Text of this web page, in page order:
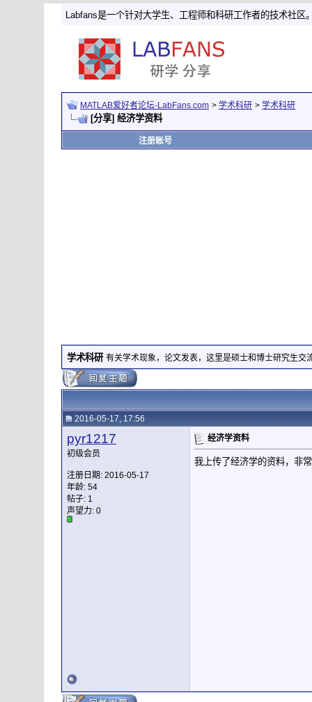
Labfans是一个针对大学生、工程师和科研工作者的技术社区
MATLAB爱好者论坛-LabFans.com > 学术科研 > 学术科研
[分享] 经济学资料
注册账号
学术科研 有关学术现象，论文发表，这里是硕士和博士研究生交
2016-05-17, 17:56
pyr1217
初级会员
注册日期: 2016-05-17
年龄: 54
帖子: 1
声望力: 0
经济学资料
我上传了经济学的资料，非